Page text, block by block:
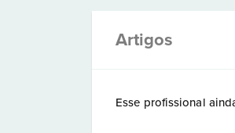
Artigos
Esse profissional